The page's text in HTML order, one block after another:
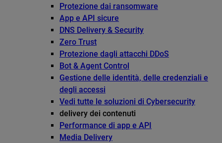
Protezione dai ransomware
App e API sicure
DNS Delivery & Security
Zero Trust
Protezione dagli attacchi DDoS
Bot & Agent Control
Gestione delle identità, delle credenziali e
degli accessi
Vedi tutte le soluzioni di Cybersecurity
delivery dei contenuti
Performance di app e API
Media Delivery